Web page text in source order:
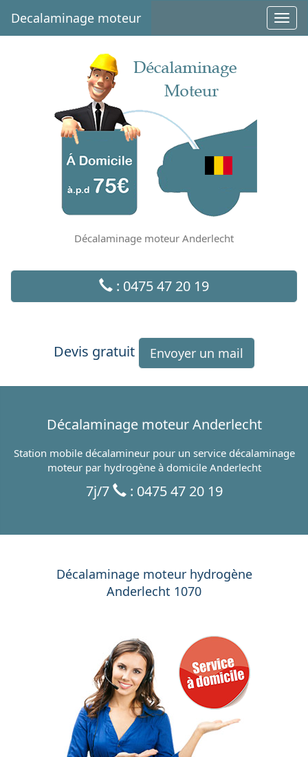
Decalaminage moteur
Décalaminage moteur Anderlecht
: 0475 47 20 19
Devis gratuit Envoyer un mail
Décalaminage moteur Anderlecht
Station mobile décalamineur pour un service décalaminage
moteur par hydrogène à domicile Anderlecht
7j/7 : 0475 47 20 19
Décalaminage moteur hydrogène
Anderlecht 1070